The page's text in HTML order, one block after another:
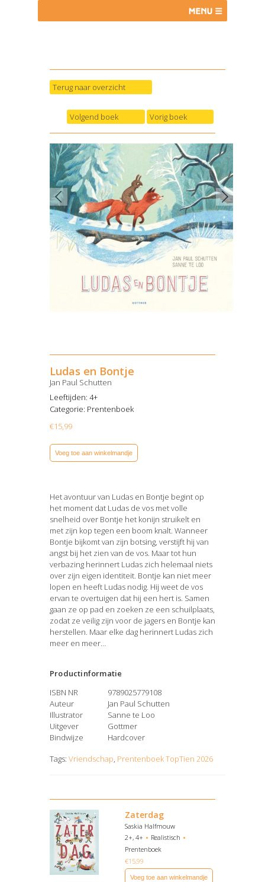
Terug naar overzicht
Volgend boek Vorig boek
Ludas en Bontje
Jan Paul Schutten
Leeftijden: 4+
Categorie: Prentenboek
€15,99
Voeg toe aan winkelmandje
Het avontuur van Ludas en Bontje begint op
het moment dat Ludas de vos met volle
snelheid over Bontje het konijn struikelt en
met zijn kop tegen een boom knalt. Wanneer
Bontje bijkomt van zijn botsing, verstijft hij van
angst bij het zien van de vos. Maar tot hun
verbazing herinnert Ludas zich helemaal niets
over zijn eigen identiteit. Bontje kan niet meer
lopen en heeft Ludas nodig. Hij weet de vos
ervan te overtuigen dat hij een hert is. Samen
gaan ze op pad en zoeken ze een schuilplaats,
zodat ze veilig zijn voor de jagers en Bontje kan
herstellen. Maar elke dag herinnert Ludas zich
meer en meer…
Productinformatie
ISBN NR
9789025779108
Auteur
Jan Paul Schutten
Illustrator
Sanne te Loo
Uitgever
Gottmer
Bindwijze
Hardcover
Tags: Vriendschap, Prentenboek TopTien 2026
Zaterdag
Saskia Halfmouw
2+, 4+
Realistisch
Prentenboek
€15,99
Voeg toe aan winkelmandje